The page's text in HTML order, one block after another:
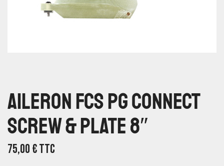
Aileron FCS PG Connect
Screw & Plate 8″
75,00€TTC